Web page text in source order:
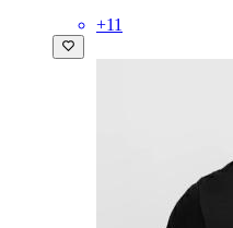
+11